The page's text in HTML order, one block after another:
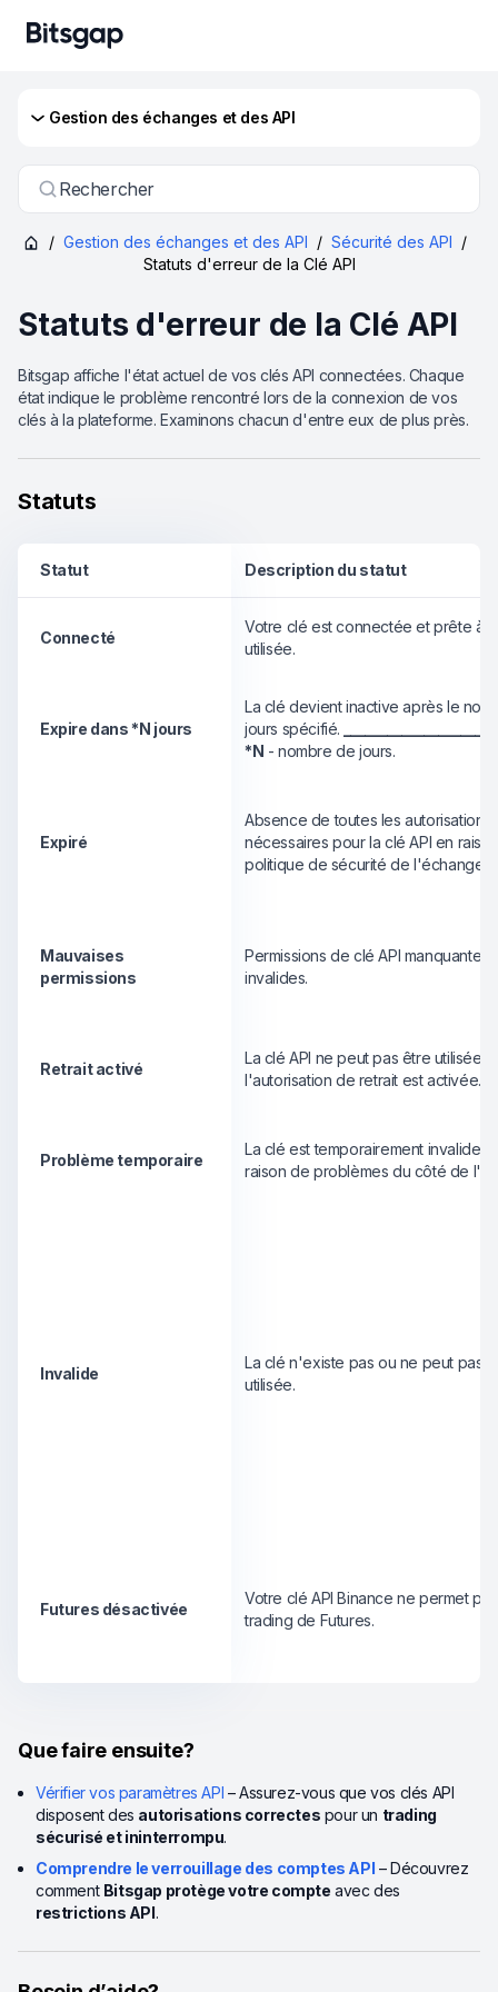
Gestion des échanges et des API
Rechercher
/ Gestion des échanges et des API / Sécurité des API /
Statuts d'erreur de la Clé API
Statuts d'erreur de la Clé API
Bitsgap affiche l'état actuel de vos clés API connectées. Chaque
état indique le problème rencontré lors de la connexion de vos
clés à la plateforme. Examinons chacun d'entre eux de plus près.
Statuts
Statut Description du statut
Connecté
Votre clé est connectée et prête à
utilisée.
Expire dans *N jours
La clé devient inactive après le
jours spécifié.
*N - nombre de jours.
Expiré
Absence de toutes les autorisations
nécessaires pour la clé API en
politique de sécurité de l'échange.
Mauvaises
permissions
Permissions de clé API manquantes
invalides.
Retrait activé
La clé API ne peut pas être utilisée
l'autorisation de retrait est activée.
Problème temporaire
La clé est temporairement invalide
raison de problèmes du côté de
Invalide
La clé n'existe pas ou ne peut pas
utilisée.
Futures désactivée
Votre clé API Binance ne permet
trading de Futures.
Que faire ensuite?
Vérifier vos paramètres API – Assurez-vous que vos clés API
disposent des autorisations correctes pour un trading
sécurisé et ininterrompu.
Comprendre le verrouillage des comptes API – Découvrez
comment Bitsgap protège votre compte avec des
restrictions API.